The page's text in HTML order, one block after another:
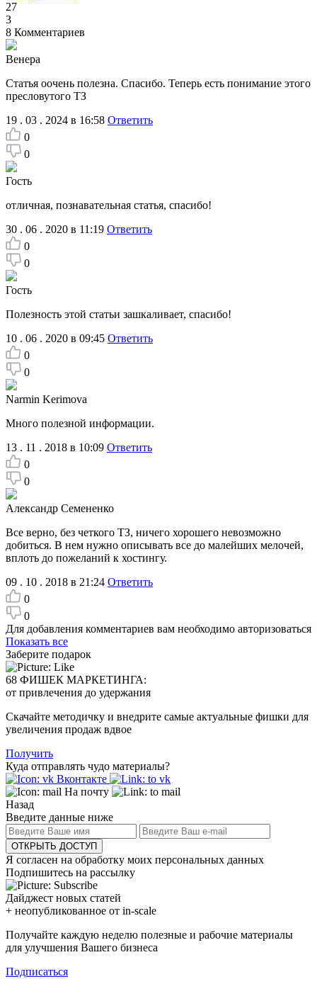
27
3
8 Комментариев
Венера
Статья оочень полезна. Спасибо. Теперь есть понимание этого
пресловутого ТЗ
19 . 03 . 2024 в 16:58 Ответить
0
0
Гость
отличная, познавательная статья, спасибо!
30 . 06 . 2020 в 11:19 Ответить
0
0
Гость
Полезность этой статьи зашкаливает, спасибо!
10 . 06 . 2020 в 09:45 Ответить
0
0
Narmin Kerimova
Много полезной информации.
13 . 11 . 2018 в 10:09 Ответить
0
0
Александр Семененко
Все верно, без четкого ТЗ, ничего хорошего невозможно
добиться. В нем нужно описывать все до малейших мелочей,
вплоть до пожеланий к хостингу.
09 . 10 . 2018 в 21:24 Ответить
0
0
Для добавления комментариев вам необходимо авторизоваться
Показать все
Заберите подарок
68 ФИШЕК МАРКЕТИНГА:
от привлечения до удержания
Скачайте методичку и внедрите самые актуальные фишки для
увеличения продаж вдвое
Получить
Куда отправлять чудо материалы?
Вконтакте
На почту
Назад
Введите данные ниже
ОТКРЫТЬ ДОСТУП
Я согласен на обработку моих персональных данных
Подпишитесь на рассылку
Дайджест новых статей
+ неопубликованное от in-scale
Получайте каждую неделю полезные и рабочие материалы
для улучшения Вашего бизнеса
Подписаться